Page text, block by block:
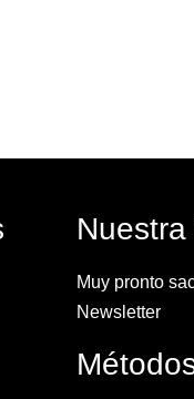
Muy pronto
Newsletter